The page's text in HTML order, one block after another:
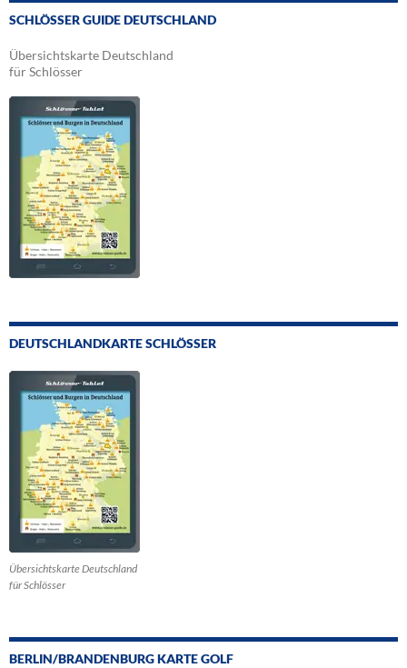
SCHLÖSSER GUIDE DEUTSCHLAND
Übersichtskarte Deutschland
für Schlösser
DEUTSCHLANDKARTE SCHLÖSSER
Übersichtskarte Deutschland
für Schlösser
BERLIN/BRANDENBURG KARTE GOLF